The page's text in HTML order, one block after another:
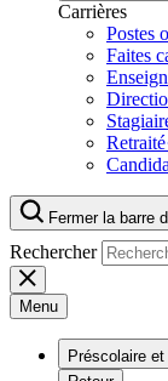
Carrières
Postes
Faites
Fermer la barre
Rechercher
Menu
Préscolaire